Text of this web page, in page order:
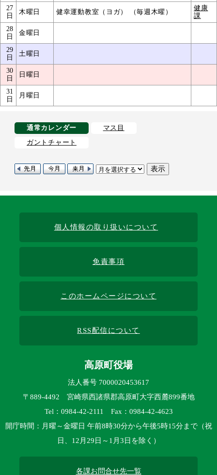
27
日
木曜日 健幸運動教室（ヨガ） （毎週木曜）
健康
課
28
日
金曜日
29
日
土曜日
30
日
日曜日
31
日
月曜日
通常カレンダー
マス目
ガントチャート
個人情報の取り扱いについて
免責事項
このホームページについて
RSS配信について
高原町役場
法人番号 7000020453617
〒889-4492 宮崎県西諸県郡高原町大字西麓899番地
Tel：0984-42-2111 Fax：0984-42-4623
開庁時間：月曜～金曜日 午前8時30分から午後5時15分まで（祝
日、12月29日～1月3日を除く）
各課お問合せ先一覧